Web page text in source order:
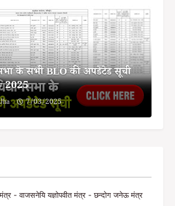
के सभी BLO की अपडेटेड सूची
2025
7/03/2025
- वाजसनेयि यज्ञोपवीत मंत्र - छन्दोग जनेऊ मंत्र